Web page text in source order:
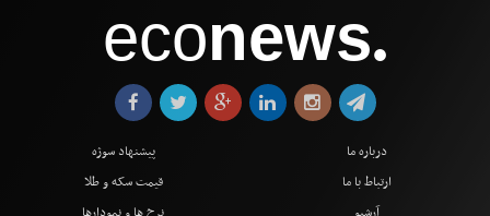
econews●
درباره ما
ارتباط با ما
پیشنهاد سوژه
قیمت سکه و طلا